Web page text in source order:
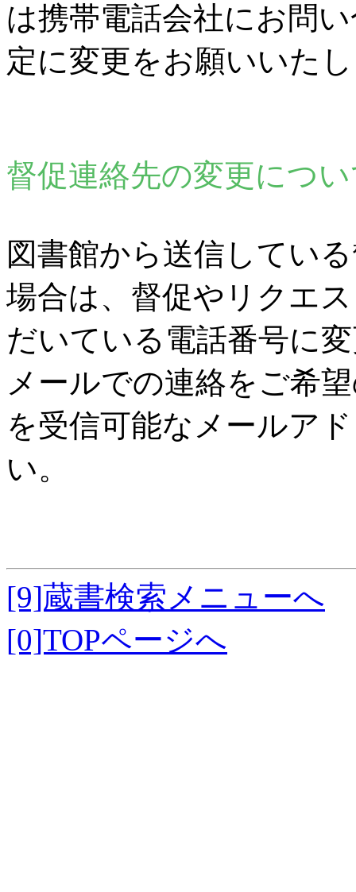
は携帯電話会社にお問
定に変更をお願いいた
督促連絡先の変更につ
図書館から送信してい
場合は、督促やリクエ
だいている電話番号に
メールでの連絡をご希
を受信可能なメールア
い。
[9]蔵書検索メニューへ
[0]TOPページへ